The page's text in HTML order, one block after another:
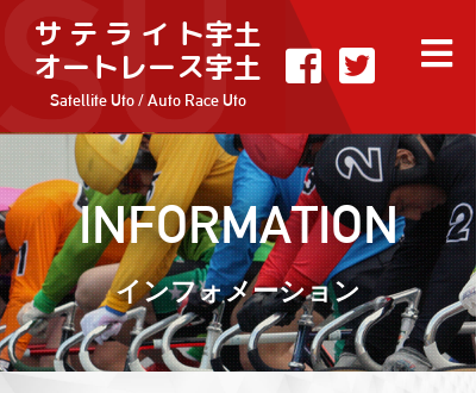
サ テ ラ イ ト宇土
オートレース宇土
Satellite Uto / Auto Race Uto
INFORMATION
インフォメーション